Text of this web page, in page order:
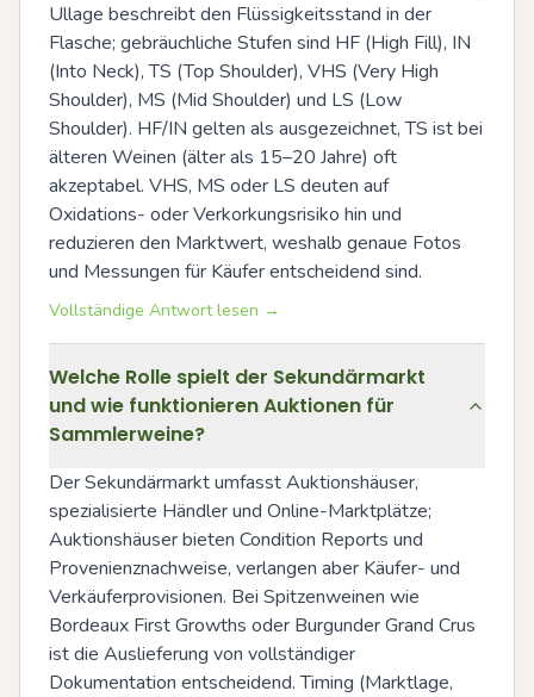
Ullage beschreibt den Flüssigkeitsstand in der
Flasche; gebräuchliche Stufen sind HF (High Fill), IN
(Into Neck), TS (Top Shoulder), VHS (Very High
Shoulder), MS (Mid Shoulder) und LS (Low
Shoulder). HF/IN gelten als ausgezeichnet, TS ist bei
älteren Weinen (älter als 15–20 Jahre) oft
akzeptabel. VHS, MS oder LS deuten auf
Oxidations- oder Verkorkungsrisiko hin und
reduzieren den Marktwert, weshalb genaue Fotos
und Messungen für Käufer entscheidend sind.
Vollständige Antwort lesen →
Welche Rolle spielt der Sekundärmarkt
und wie funktionieren Auktionen für
Sammlerweine?
Der Sekundärmarkt umfasst Auktionshäuser,
spezialisierte Händler und Online-Marktplätze;
Auktionshäuser bieten Condition Reports und
Provenienznachweise, verlangen aber Käufer- und
Verkäuferprovisionen. Bei Spitzenweinen wie
Bordeaux First Growths oder Burgunder Grand Crus
ist die Auslieferung von vollständiger
Dokumentation entscheidend. Timing (Marktlage,